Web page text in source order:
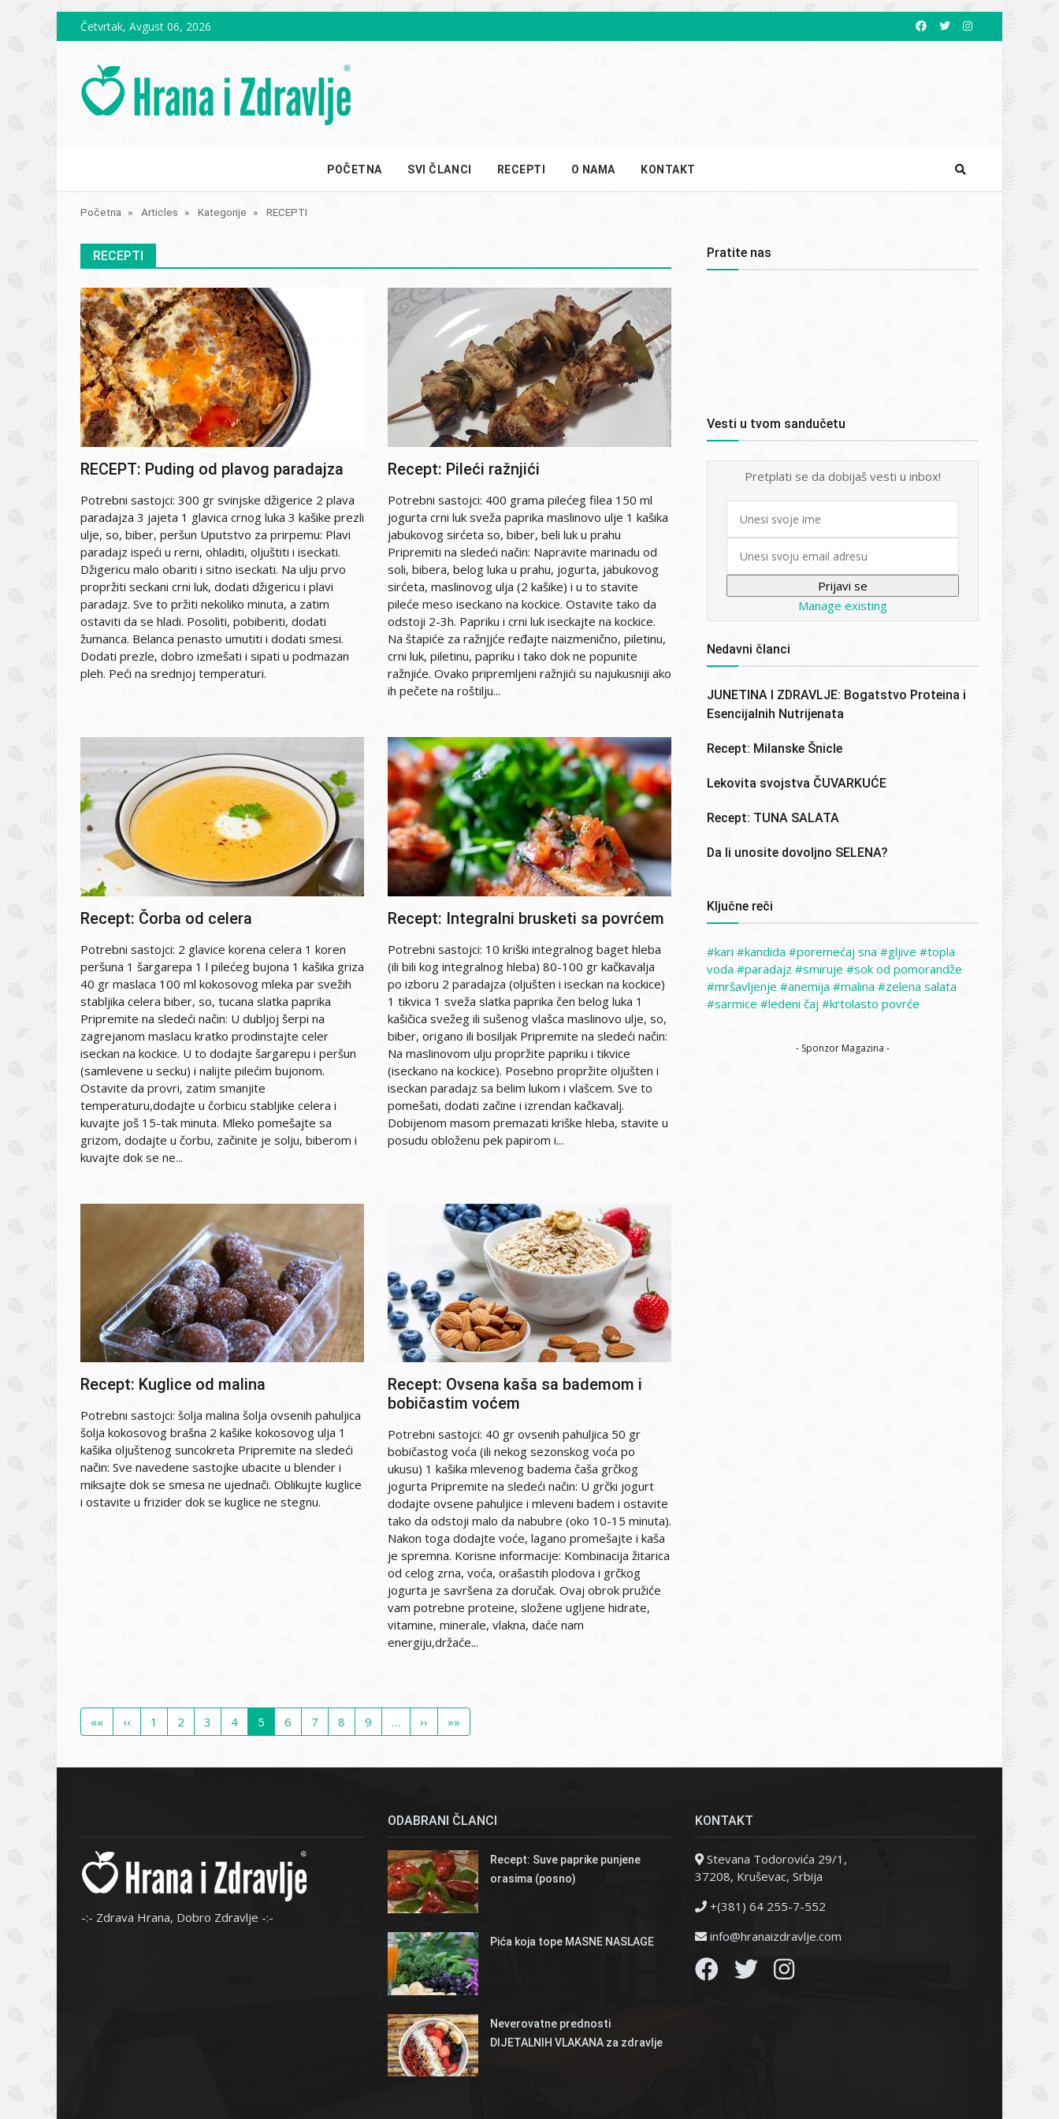
Skip to main contentČetvrtak, Avgust 06, 2026
POČETNA SVI ČLANCI RECEPTI O NAMA KONTAKT
Početna Articles Kategorije RECEPTI
RECEPTI
RECEPT: Puding od plavog paradajza
Potrebni sastojci: 300 gr svinjske džigerice 2 plava
paradajza 3 jajeta 1 glavica crnog luka 3 kašike prezli
ulje, so, biber, peršun Uputstvo za prirpemu: Plavi
paradajz ispeći u rerni, ohladiti, oljuštiti i iseckati.
Džigericu malo obariti i sitno iseckati. Na ulju prvo
propržiti seckani crni luk, dodati džigericu i plavi
paradajz. Sve to pržiti nekoliko minuta, a zatim
ostaviti da se hladi. Posoliti, pobiberiti, dodati
žumanca. Belanca penasto umutiti i dodati smesi.
Dodati prezle, dobro izmešati i sipati u podmazan
pleh. Peći na srednjoj temperaturi.
Recept: Pileći ražnjići
Potrebni sastojci: 400 grama pilećeg filea 150 ml
jogurta crni luk sveža paprika maslinovo ulje 1 kašika
jabukovog sirćeta so, biber, beli luk u prahu
Pripremiti na sledeći način: Napravite marinadu od
soli, bibera, belog luka u prahu, jogurta, jabukovog
sirćeta, maslinovog ulja (2 kašike) i u to stavite
pileće meso iseckano na kockice. Ostavite tako da
odstoji 2-3h. Papriku i crni luk iseckajte na kockice.
Na štapiće za ražnjjće ređajte naizmenično, piletinu,
crni luk, piletinu, papriku i tako dok ne popunite
ražnjiće. Ovako pripremljeni ražnjići su najukusniji ako
ih pečete na roštilju...
Recept: Čorba od celera
Potrebni sastojci: 2 glavice korena celera 1 koren
peršuna 1 šargarepa 1 l pilećeg bujona 1 kašika griza
40 gr maslaca 100 ml kokosovog mleka par svežih
stabljika celera biber, so, tucana slatka paprika
Pripremite na sledeći način: U dubljoj šerpi na
zagrejanom maslacu kratko prodinstajte celer
iseckan na kockice. U to dodajte šargarepu i peršun
(samlevene u secku) i nalijte pilećim bujonom.
Ostavite da provri, zatim smanjite
temperaturu,dodajte u čorbicu stabljike celera i
kuvajte još 15-tak minuta. Mleko pomešajte sa
grizom, dodajte u čorbu, začinite je solju, biberom i
kuvajte dok se ne...
Recept: Integralni brusketi sa povrćem
Potrebni sastojci: 10 kriški integralnog baget hleba
(ili bili kog integralnog hleba) 80-100 gr kačkavalja
po izboru 2 paradajza (oljušten i iseckan na kockice)
1 tikvica 1 sveža slatka paprika čen belog luka 1
kašičica svežeg ili sušenog vlašca maslinovo ulje, so,
biber, origano ili bosiljak Pripremite na sledeći način:
Na maslinovom ulju propržite papriku i tikvice
(iseckano na kockice). Posebno propržite oljušten i
iseckan paradajz sa belim lukom i vlašcem. Sve to
pomešati, dodati začine i izrendan kačkavalj.
Dobijenom masom premazati kriške hleba, stavite u
posudu obloženu pek papirom i...
Recept: Kuglice od malina
Potrebni sastojci: šolja malina šolja ovsenih pahuljica
šolja kokosovog brašna 2 kašike kokosovog ulja 1
kašika oljuštenog suncokreta Pripremite na sledeći
način: Sve navedene sastojke ubacite u blender i
miksajte dok se smesa ne ujednači. Oblikujte kuglice
i ostavite u frizider dok se kuglice ne stegnu.
Recept: Ovsena kaša sa bademom i
bobičastim voćem
Potrebni sastojci: 40 gr ovsenih pahuljica 50 gr
bobičastog voća (ili nekog sezonskog voća po
ukusu) 1 kašika mlevenog badema čaša grčkog
jogurta Pripremite na sledeći način: U grčki jogurt
dodajte ovsene pahuljice i mleveni badem i ostavite
tako da odstoji malo da nabubre (oko 10-15 minuta).
Nakon toga dodajte voće, lagano promešajte i kaša
je spremna. Korisne informacije: Kombinacija žitarica
od celog zrna, voća, orašastih plodova i grčkog
jogurta je savršena za doručak. Ovaj obrok pružiće
vam potrebne proteine, složene ugljene hidrate,
vitamine, minerale, vlakna, daće nam
energiju,držaće...
First
page
««
Previous
page
‹‹ Page
1 Page
2 Page
3 Page
4
Current
page
5 Page
6 Page
7 Page
8 Page
9 …
Next
page
››
Last
page
»»
Pratite nas
Vesti u tvom sandučetu
Pretplati se da dobijaš vesti u inbox!
First
Manage existing
Nedavni članci
JUNETINA I ZDRAVLJE: Bogatstvo Proteina i
Esencijalnih Nutrijenata
Recept: Milanske Šnicle
Lekovita svojstva ČUVARKUĆE
Recept: TUNA SALATA
Da li unosite dovoljno SELENA?
Ključne reči
kari kandida poremećaj sna gljive
topla
voda
paradajz smiruje
sok od pomorandže
mršavljenje
anemija malina
zelena salata
sarmice
ledeni čaj krtolasto povrće
- Sponzor Magazina -
-:- Zdrava Hrana, Dobro Zdravlje -:-
ODABRANI ČLANCI
Recept: Suve paprike punjene
orasima (posno)
Pića koja tope MASNE NASLAGE
Neverovatne prednosti
DIJETALNIH VLAKANA za zdravlje
KONTAKT
Stevana Todorovića 29/1,
37208, Kruševac, Srbija
+(381) 64 255-7-552
info@hranaizdravlje.com